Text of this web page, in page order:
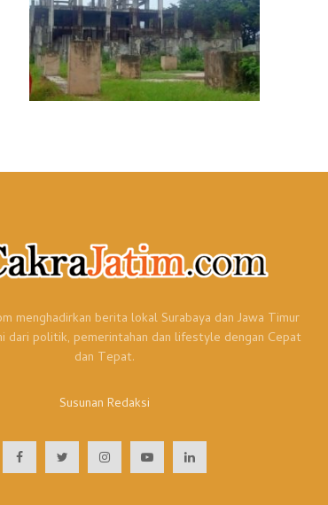
menghadirkan berita lokal Surabaya dan Jawa Timur
dari politik, pemerintahan dan lifestyle dengan Cepat
dan Tepat.
Susunan Redaksi